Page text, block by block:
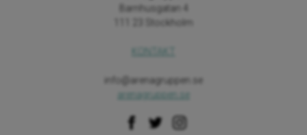
Barnhusgatan 4
111 23 Stockholm
info@arenagruppen.se
arenagruppen.se